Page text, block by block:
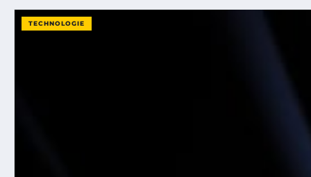
TECHNOLOGIE